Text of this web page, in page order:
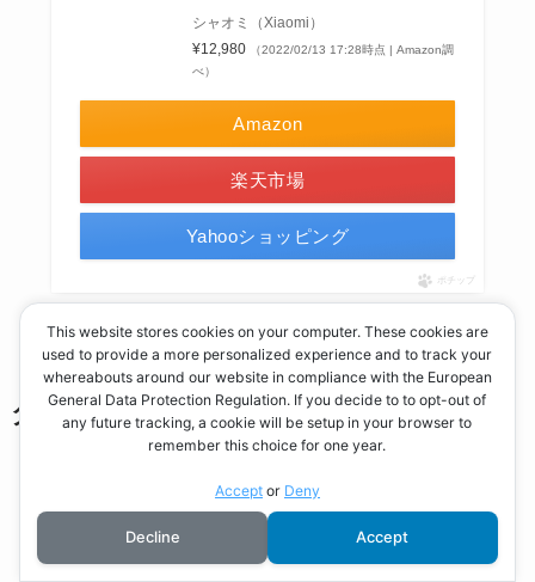
シャオミ（Xiaomi）
¥12,980
（2022/02/13 17:28時点 | Amazon調
べ）
Amazon
楽天市場
Yahooショッピング
ポチップ
ダイエットアプリ
This website stores cookies on your computer. These cookies are
used to provide a more personalized experience and to track your
whereabouts around our website in compliance with the European
General Data Protection Regulation. If you decide to to opt-out of
any future tracking, a cookie will be setup in your browser to
remember this choice for one year.
Acceptor Deny
Decline Accept